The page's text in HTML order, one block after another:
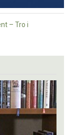
– Tro i